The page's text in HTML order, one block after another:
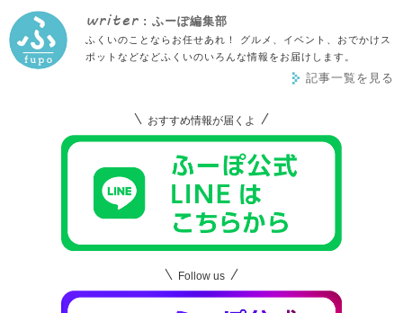
writer : ふーぽ編集部
ふくいのことならお任せあれ！ グルメ、イベント、おでかけス
ポットなどなどふくいのいろんな情報をお届けします。
記事一覧を見る
おすすめ情報が届くよ
Follow us